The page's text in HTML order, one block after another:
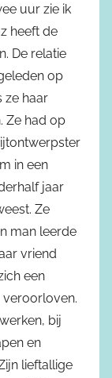
uur zie ik
heeft de
De relatie
op
ze haar
Ze had op
in een
jaar
Ze
man leerde
vriend
een
veroorloven.
bij
en
lieftallige